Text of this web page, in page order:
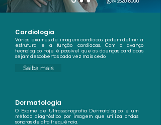
Cardiologia
Vários exames de imagem cardíacos podem definir a
estrutura e a função cardíacas. Com o avanço
tecnológico hoje é possível que as doenças cardíacas
sejam descobertas cada vez mais cedo.
Saiba mais
Dermatologia
O Exame de Ultrassonografia Dermatológico é um
método diagnóstico por imagem que utiliza ondas
sonoras de alta frequência.